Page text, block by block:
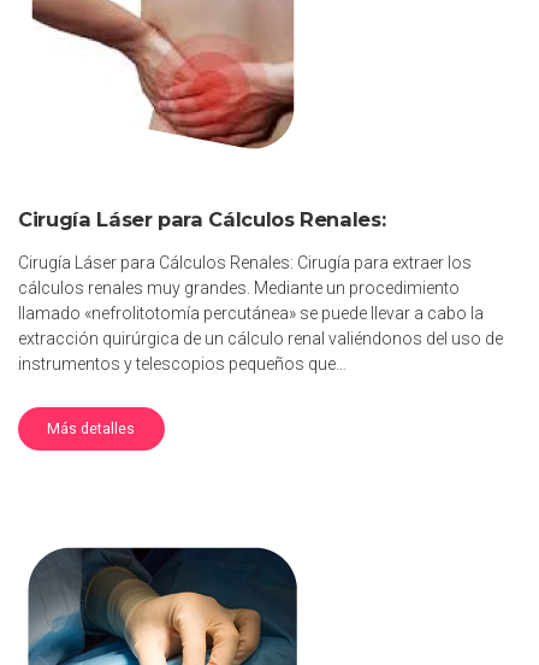
Cirugía Láser para Cálculos Renales:
Cirugía Láser para Cálculos Renales: Cirugía para extraer los
cálculos renales muy grandes. Mediante un procedimiento
llamado «nefrolitotomía percutánea» se puede llevar a cabo la
extracción quirúrgica de un cálculo renal valiéndonos del uso de
instrumentos y telescopios pequeños que…
Más detalles